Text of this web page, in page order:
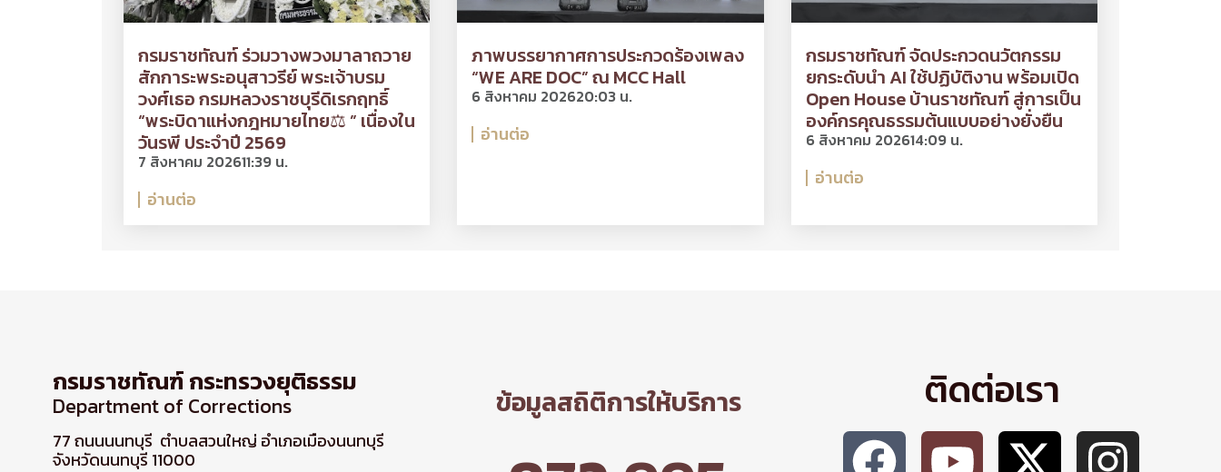
กรมราชทัณฑ์ ร่วมวางพวงมาลาถวาย
สักการะพระอนุสาวรีย์ พระเจ้าบรม
วงศ์เธอ กรมหลวงราชบุรีดิเรกฤทธิ์
“พระบิดาแห่งกฎหมายไทย⚖ ” เนื่องใน
วันรพี ประจำปี 2569
7 สิงหาคม 202611:39 น.
อ่านต่อ
ภาพบรรยากาศการประกวดร้องเพลง
“WE ARE DOC” ณ MCC Hall
6 สิงหาคม 202620:03 น.
อ่านต่อ
กรมราชทัณฑ์ จัดประกวดนวัตกรรม
ยกระดับนำ AI ใช้ปฏิบัติงาน พร้อมเปิด
Open House บ้านราชทัณฑ์ สู่การเป็น
องค์กรคุณธรรมต้นแบบอย่างยั่งยืน
6 สิงหาคม 202614:09 น.
อ่านต่อ
กรมราชทัณฑ์ กระทรวงยุติธรรม
Department of Corrections
77 ถนนนนทบุรี ตำบลสวนใหญ่ อำเภอเมืองนนทบุรี
จังหวัดนนทบุรี 11000
ข้อมูลสถิติการให้บริการ ติดต่อเรา